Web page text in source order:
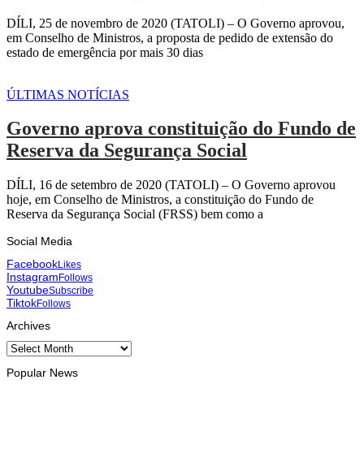
DÍLI, 25 de novembro de 2020 (TATOLI) – O Governo aprovou,
em Conselho de Ministros, a proposta de pedido de extensão do
estado de emergência por mais 30 dias
ÚLTIMAS NOTÍCIAS
Governo aprova constituição do Fundo de
Reserva da Segurança Social
DÍLI, 16 de setembro de 2020 (TATOLI) – O Governo aprovou
hoje, em Conselho de Ministros, a constituição do Fundo de
Reserva da Segurança Social (FRSS) bem como a
Social Media
FacebookLikes
InstagramFollows
YoutubeSubscribe
TiktokFollows
Archives
Archives
Popular News